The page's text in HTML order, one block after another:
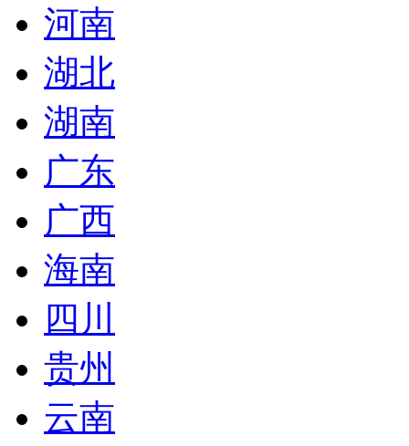
河南
湖北
湖南
广东
广西
海南
四川
贵州
云南